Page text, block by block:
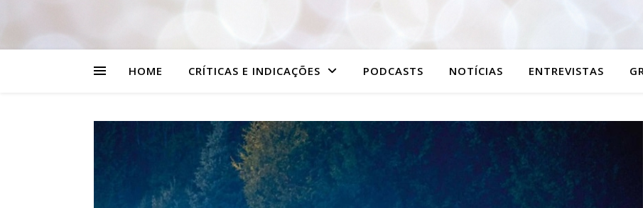
HOME CRÍTICAS E INDICAÇÕES PODCASTS NOTÍCIAS ENTREVISTAS